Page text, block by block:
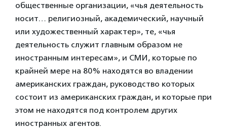
общественные организации, «чья деятельность
носит… религиозный, академический, научный
или художественный характер», те, «чья
деятельность служит главным образом не
иностранным интересам», и СМИ, которые по
крайней мере на 80% находятся во владении
американских граждан, руководство которых
состоит из американских граждан, и которые при
этом не находятся под контролем других
иностранных агентов.